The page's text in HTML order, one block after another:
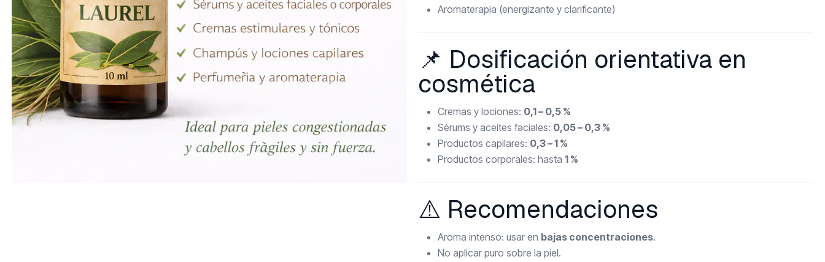
Aromaterapia (energizante y clarificante)
📌 Dosificación orientativa en
cosmética
Cremas y lociones: 0,1 – 0,5 %
Sérums y aceites faciales: 0,05 – 0,3 %
Productos capilares: 0,3 – 1 %
Productos corporales: hasta 1 %
⚠️ Recomendaciones
Aroma intenso: usar en bajas concentraciones.
No aplicar puro sobre la piel.